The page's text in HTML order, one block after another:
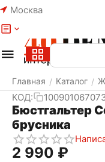
Москва
Главная / Каталог /
КОД:
Бюстгальтер
брусника
2 990 ₽
Меню